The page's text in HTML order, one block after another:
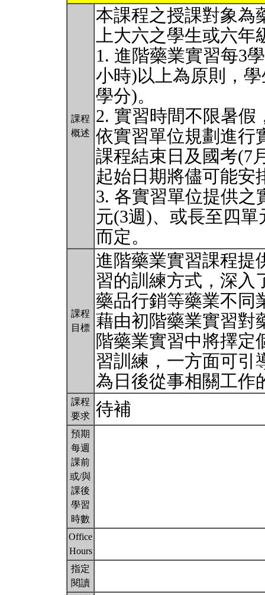
課程
概述
本課程之授課對象為
上大六之學生或六年
1. 進階藥業實習每3
小時)以上為原則，
學分)。
2. 實習時間不限暑假
依實習單位規劃進行
課程結束日及國考(7
起始日期將儘可能安
3. 各實習單位提供之
元(3週)、或長至四
而定。
課程
目標
進階藥業實習課程提
習的訓練方式，深入
藥品行銷等藥業不同
藉由初階藥業實習對
階藥業實習中將擇定
習訓練，一方面可引
為日後從事相關工作
課程
要求 待補
預期
每週
課前
或/與
課後
學習
時數
Office
Hours
指定
閱讀